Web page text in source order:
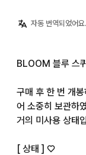
자동 번역되었어요.
BLOOM 블루 스
구매 후 한 번 개
어 소중히 보관하
거의 미사용 상태
[ 상태 ] ♡